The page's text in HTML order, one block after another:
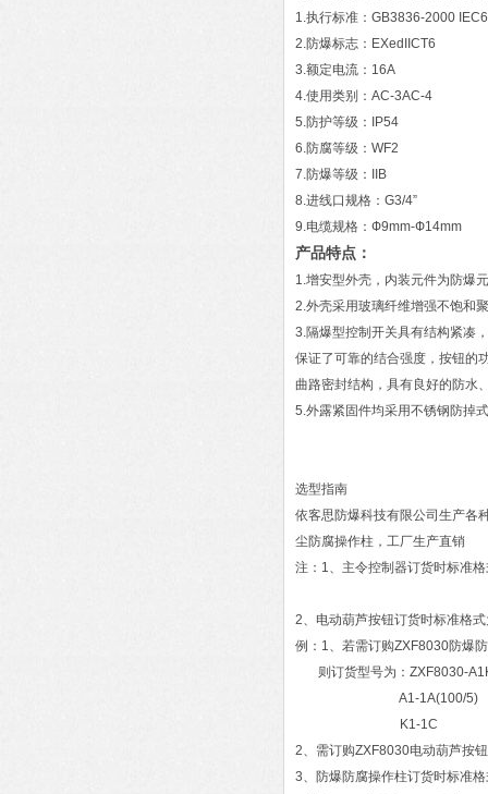
1.执行标准：GB3836-2000
2.防爆标志：EXedIICT6
3.额定电流：16A
4.使用类别：AC-3AC-4
5.防护等级：IP54
6.防腐等级：WF2
7.防爆等级：IIB
8.进线口规格：G3/4”
9.电缆规格：Ф9mm-Ф14mm
产品特点：
1.增安型外壳，内装元件为防爆
2.外壳采用玻璃纤维增强不饱和
3.隔爆型控制开关具有结构紧凑
保证了可靠的结合强度，按钮的
曲路密封结构，具有良好的防水
5.外露紧固件均采用不锈钢防掉
选型指南
依客思防爆科技有限公司生产各
尘防腐操作柱，工厂生产直销
注：1、主令控制器订货时标准
2、电动葫芦按钮订货时标准格
例：1、若需订购ZXF8030防爆
则订货型号为：ZXF8030-
A1-1A(100/5)
K1-1C
2、需订购ZXF8030电动葫芦按
3、防爆防腐操作柱订货时标准